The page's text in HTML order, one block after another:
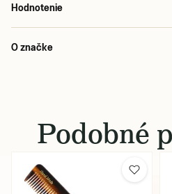
Hodnotenie
O značke
Podobné